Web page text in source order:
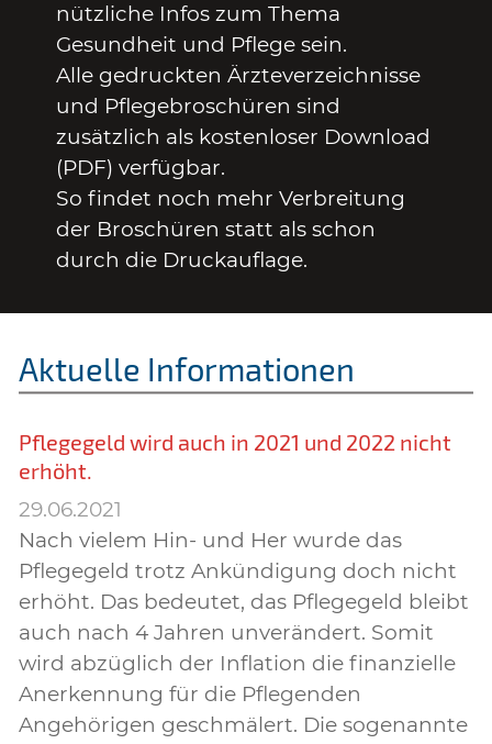
nützliche Infos zum Thema
Gesundheit und Pflege sein.
Alle gedruckten Ärzteverzeichnisse
und Pflegebroschüren sind
zusätzlich als kostenloser Download
(PDF) verfügbar.
So findet noch mehr Verbreitung
der Broschüren statt als schon
durch die Druckauflage.
Aktuelle Informationen
Pflegegeld wird auch in 2021 und 2022 nicht
erhöht.
29.06.2021
Nach vielem Hin- und Her wurde das
Pflegegeld trotz Ankündigung doch nicht
erhöht. Das bedeutet, das Pflegegeld bleibt
auch nach 4 Jahren unverändert. Somit
wird abzüglich der Inflation die finanzielle
Anerkennung für die Pflegenden
Angehörigen geschmälert. Die sogenannte